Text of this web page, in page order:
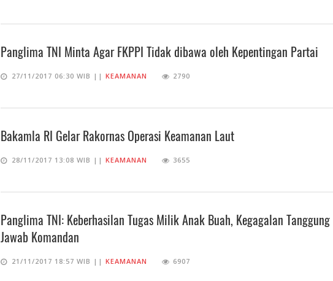
Panglima TNI Minta Agar FKPPI Tidak dibawa oleh Kepentingan Partai
27/11/2017 06:30 WIB || KEAMANAN 2790
Bakamla RI Gelar Rakornas Operasi Keamanan Laut
28/11/2017 13:08 WIB || KEAMANAN 3655
Panglima TNI: Keberhasilan Tugas Milik Anak Buah, Kegagalan Tanggung
Jawab Komandan
21/11/2017 18:57 WIB || KEAMANAN 6907